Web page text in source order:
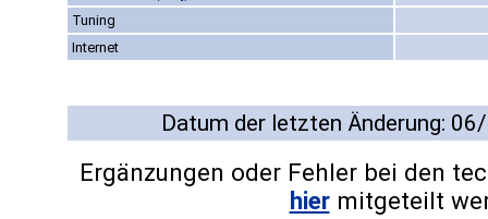
Tuning
Internet
Datum der letzten Änderung:
Ergänzungen oder Fehler bei den
hiermitgeteilt